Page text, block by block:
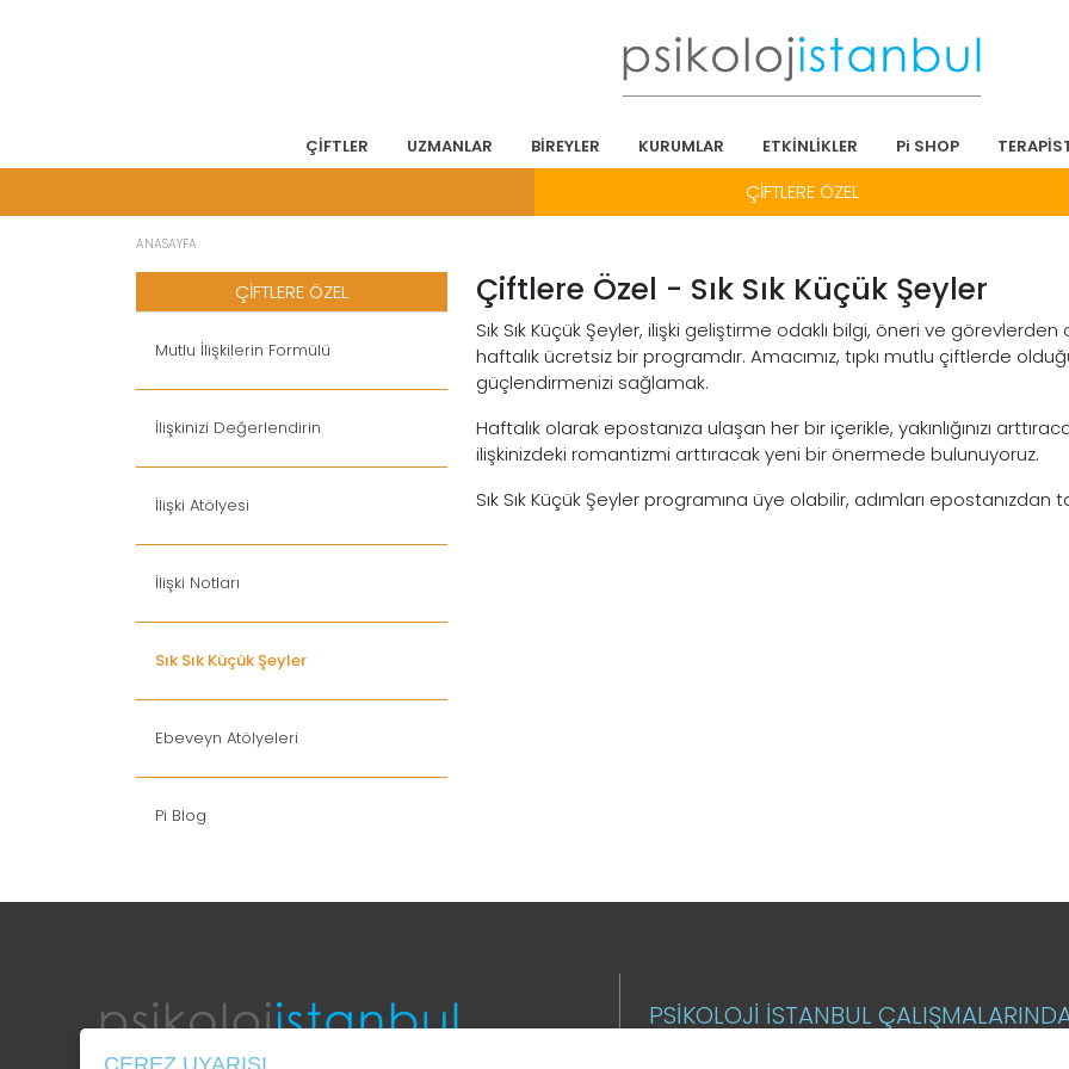
ÇİFTLER UZMANLAR BİREYLER KURUMLAR ETKİNLİKLER Pi SHOP
ÇİFTLERE ÖZEL
ANASAYFA
ÇİFTLERE ÖZEL
Mutlu İlişkilerin Formülü
İlişkinizi Değerlendirin
İlişki Atölyesi
İlişki Notları
Sık Sık Küçük Şeyler
Ebeveyn Atölyeleri
Pi Blog
Çiftlere Özel - Sık Sık Küçük Şeyler
Sık Sık Küçük Şeyler, ilişki geliştirme odaklı bilgi, öneri ve
haftalık ücretsiz bir programdır. Amacımız, tıpkı mutlu çiftlerde olduğu
güçlendirmenizi sağlamak.
Haftalık olarak epostanıza ulaşan her bir içerikle, yakınlığınızı
ilişkinizdeki romantizmi arttıracak yeni bir önermede bulunuyoruz.
Sık Sık Küçük Şeyler programına üye olabilir, adımları epostanızdan
PSİKOLOJİ İSTANBUL
ÇEREZ UYARISI